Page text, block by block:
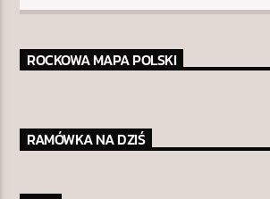
ROCKOWA MAPA POLSKI
RAMÓWKA NA DZIŚ